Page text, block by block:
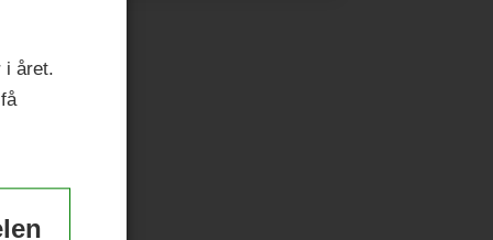
i året.